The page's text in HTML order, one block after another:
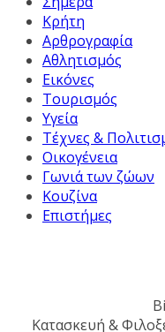
Κρήτη
Αρθρογραφία
Αθλητισμός
Εικόνες
Τουρισμός
Υγεία
Τέχνες &
Οικογένεια
Γωνιά των ζώων
Κουζίνα
Επιστήμες
Κατασκευή &